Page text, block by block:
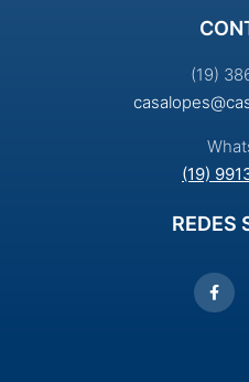
(19)
(19)
REDES